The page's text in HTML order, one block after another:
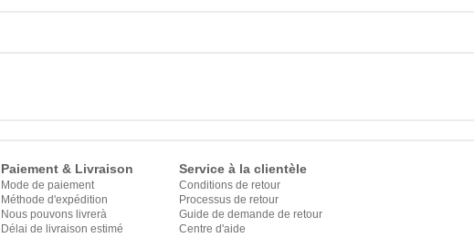
Paiement & Livraison
Mode de paiement
Méthode d'expédition
Nous pouvons livrerà
Délai de livraison estimé
Service à la clientèle
Conditions de retour
Processus de retour
Guide de demande de retour
Centre d'aide